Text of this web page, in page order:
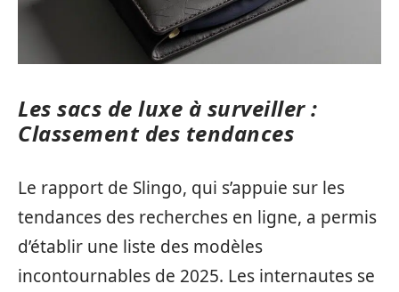
Les sacs de luxe à surveiller :
Classement des tendances
Le rapport de Slingo, qui s’appuie sur les
tendances des recherches en ligne, a permis
d’établir une liste des modèles
incontournables de 2025. Les internautes se